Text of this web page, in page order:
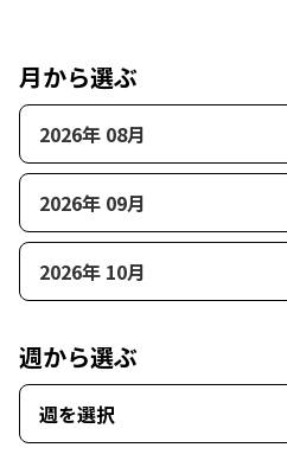
月から選ぶ
2026年 08月
2026年 09月
2026年 10月
週から選ぶ
週を選択